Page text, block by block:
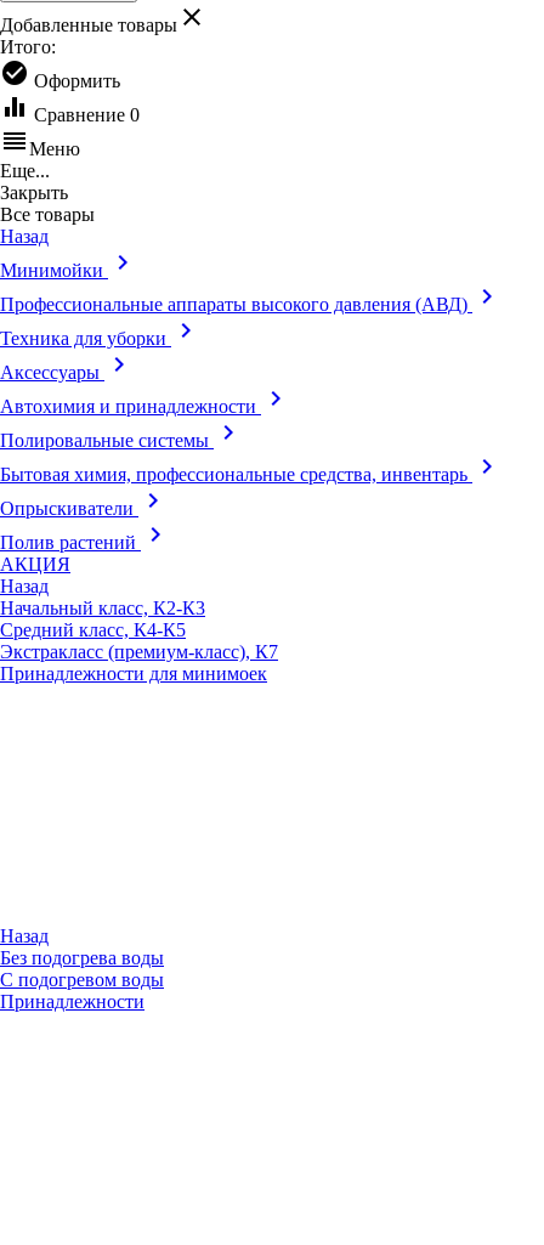
Добавленные товары clear
Итого:
check_circle Оформить
equalizer Сравнение 0
reorderМеню
Еще...
Закрыть
Все товары
Назад
Минимойки
keyboard_arrow_right
Профессиональные аппараты высокого давления (АВД) keyboard_arrow_right
Техника для уборки keyboard_arrow_right
Аксессуары keyboard_arrow_right
Автохимия и принадлежности keyboard_arrow_right
Полировальные системы keyboard_arrow_right
Бытовая химия, профессиональные средства, инвентарь keyboard_arrow_right
Опрыскиватели keyboard_arrow_right
Полив растений keyboard_arrow_right
АКЦИЯ
Назад
Начальный класс, К2-К3
Средний класс, К4-К5
Экстракласс (премиум-класс), К7
Принадлежности для минимоек
Назад
Без подогрева воды
С подогревом воды
Принадлежности